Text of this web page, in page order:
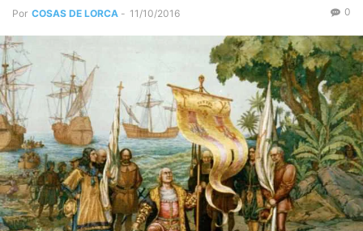
Por COSAS DE LORCA - 11/10/2016 0